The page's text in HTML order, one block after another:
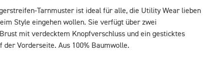
Tarnmuster ist ideal für alle, die Utility Wear lieben
Style eingehen wollen. Sie verfügt über zwei
mit verdecktem Knopfverschluss und ein gesticktes
der Vorderseite. Aus 100% Baumwolle.